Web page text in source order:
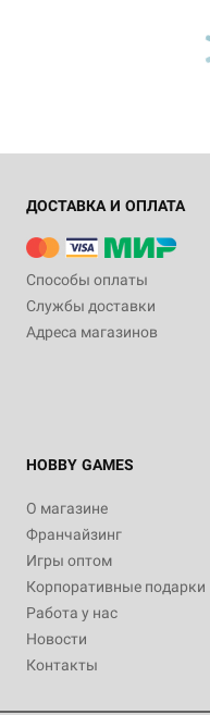
ДОСТАВКА И ОПЛАТА
Способы оплаты
Службы доставки
Адреса магазинов
HOBBY GAMES
О магазине
Франчайзинг
Игры оптом
Корпоративные подарки
Работа у нас
Новости
Контакты